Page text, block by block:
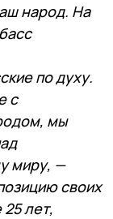
народ. На
по духу.
с
мы
миру, —
своих
лет,